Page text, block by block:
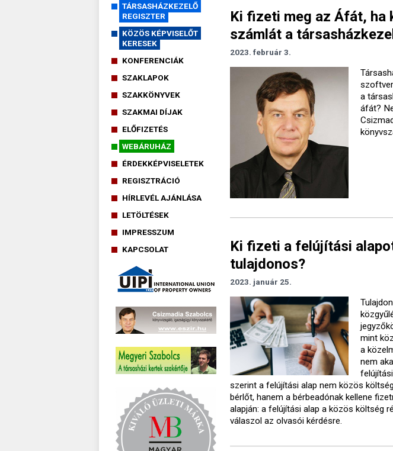
TÁRSASHÁZKEZELŐ
REGISZTER
KÖZÖS KÉPVISELŐT
KERESEK
KONFERENCIÁK
SZAKLAPOK
SZAKKÖNYVEK
SZAKMAI DÍJAK
ELŐFIZETÉS
WEBÁRUHÁZ
ÉRDEKKÉPVISELETEK
REGISZTRÁCIÓ
HÍRLEVÉL AJÁNLÁSA
LETÖLTÉSEK
IMPRESSZUM
KAPCSOLAT
Ki fizeti meg az Áfát,
számlát a
2023. február 3.
a
áfát?
Ki fizeti a felújítási
tulajdonos?
2023. január 25.
mint
a
nem
szerint a felújítási alap nem közös
bérlőt, hanem a bérbeadónak kellene
alapján: a felújítási alap a közös költség
válaszol az olvasói kérdésre.